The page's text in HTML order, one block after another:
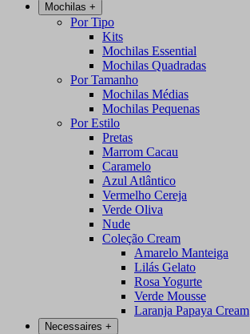
Mochilas +
Por Tipo
Kits
Mochilas Essential
Mochilas Quadradas
Por Tamanho
Mochilas Médias
Mochilas Pequenas
Por Estilo
Pretas
Marrom Cacau
Caramelo
Azul Atlântico
Vermelho Cereja
Verde Oliva
Nude
Coleção Cream
Amarelo Manteiga
Lilás Gelato
Rosa Yogurte
Verde Mousse
Laranja Papaya Cream
Necessaires +